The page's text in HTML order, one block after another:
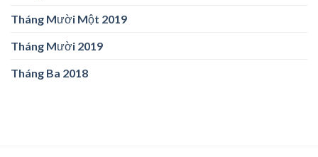
Tháng Mười Một 2019
Tháng Mười 2019
Tháng Ba 2018